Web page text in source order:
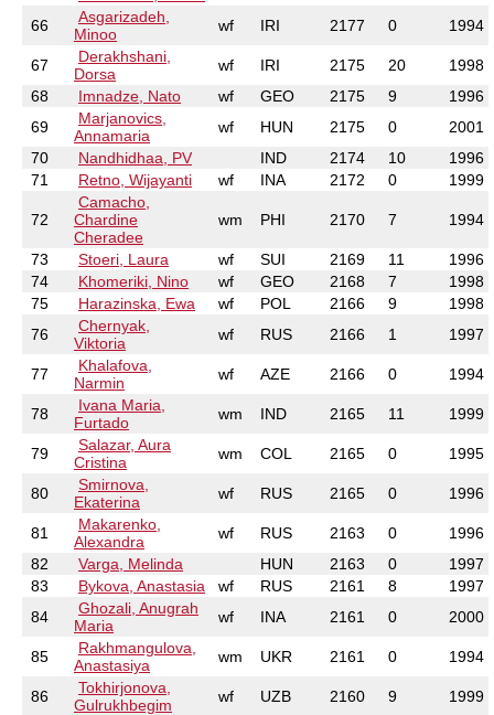
66
Asgarizadeh,
Minoo
wf IRI 2177 0 1994
67
Derakhshani,
Dorsa
wf IRI 2175 20
1998
68
Imnadze, Nato wf GEO 2175 9
1996
69
Marjanovics,
Annamaria
wf HUN 2175 0
2001
70
Nandhidhaa, PV IND 2174 10
1996
71
Retno, Wijayanti wf INA 2172 0 1999
72
Camacho,
Chardine
Cheradee
wm PHI 2170 7 1994
73 Stoeri, Laura wf SUI 2169 11
1996
74
Khomeriki, Nino wf GEO 2168 7
1998
75
Harazinska, Ewa wf POL 2166 9
1998
76
Chernyak,
Viktoria
wf RUS 2166 1 1997
77
Khalafova,
Narmin
wf AZE 2166 0 1994
78
Ivana Maria,
Furtado
wm IND 2165 11 1999
79
Salazar, Aura
Cristina
wm COL 2165 0 1995
80
Smirnova,
Ekaterina
wf RUS 2165 0 1996
81
Makarenko,
Alexandra
wf RUS 2163 0
1996
82
Varga, Melinda HUN 2163 0
1997
83
Bykova, Anastasia wf RUS 2161 8
1997
84
Ghozali, Anugrah
Maria
wf INA 2161 0 2000
85
Rakhmangulova,
Anastasiya
wm UKR 2161 0 1994
86
Tokhirjonova,
Gulrukhbegim
wf UZB 2160 9
1999